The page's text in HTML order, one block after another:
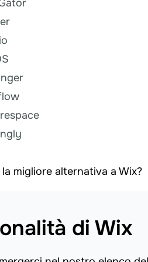
la migliore alternativa a Wix?
di Wix